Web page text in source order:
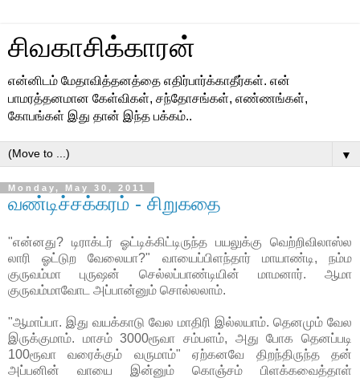
சிவகாசிக்காரன்
என்னிடம் மேதாவித்தனத்தை எதிர்பார்க்காதீர்கள். என்
பாமரத்தனமான கேள்விகள், சந்தோசங்கள், எண்ணங்கள்,
கோபங்கள் இது தான் இந்த பக்கம்..
▼
Monday, May 30, 2011
வண்டிச்சக்கரம் - சிறுகதை
"என்னது? டிராக்டர் ஓட்டிக்கிட்டிருந்த பயலுக்கு வெற்றிவிலாஸ்ல
லாரி ஓட்டுற வேலையா?" வாயைப்பிளந்தார் மாயாண்டி, நம்ம
குருவம்மா புருஷன் செல்லப்பாண்டியின் மாமனார். ஆமா
குருவம்மாவோட அப்பான்னும் சொல்லலாம்.
"ஆமாப்பா. இது வயக்காடு வேல மாதிரி இல்லயாம். தெனமும் வேல
இருக்குமாம். மாசம் 3000ரூவா சம்பளம், அது போக தெனப்படி
100ரூவா வரைக்கும் வருமாம்" ஏற்கனவே திறந்திருந்த தன்
அப்பனின் வாயை இன்னும் கொஞ்சம் பிளக்கவைத்தாள்